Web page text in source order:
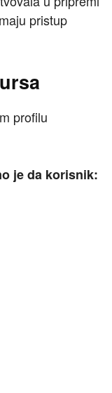
pristup
profilu
je da korisnik: